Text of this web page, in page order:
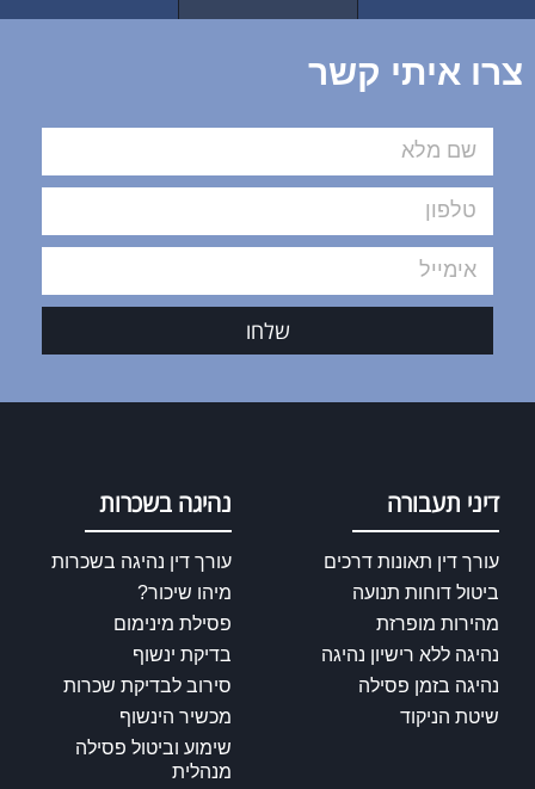
צרו איתי קשר
שלחו
דיני תעבורה
עורך דין תאונות דרכים
ביטול דוחות תנועה
מהירות מופרזת
נהיגה ללא רישיון נהיגה
נהיגה בזמן פסילה
שיטת הניקוד
נהיגה בשכרות
עורך דין נהיגה בשכרות
מיהו שיכור?
פסילת מינימום
בדיקת ינשוף
סירוב לבדיקת שכרות
מכשיר הינשוף
שימוע וביטול פסילה
מנהלית